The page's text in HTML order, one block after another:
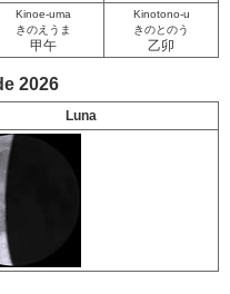
Kinoe-uma
きのえうま
甲午
Kinotono-u
きのとのう
乙卯
2026
Luna